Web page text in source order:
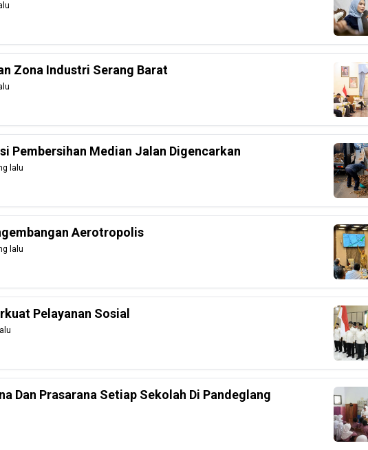
Zona Industri Serang Barat
Pembersihan Median Jalan Digencarkan
lalu
Aerotropolis
lalu
Pelayanan Sosial
Dan Prasarana Setiap Sekolah Di Pandeglang